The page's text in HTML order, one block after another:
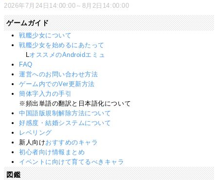
2026年7月24日14:00:00～8月2日14:00:00
ゲームガイド
戦艦少女について
戦艦少女を始めるにあたって
オススメのAndroidエミュ
FAQ
運営へのお問い合わせ方法
ゲーム内でのVer更新方法
簡体字入力の手引
※頻出単語の翻訳と日本語化について
中国語版規制解除方法について
好感度・結婚システムについて
レベリング
新人向けおすすめのキャラ
初心者向け情報まとめ
イベントに向けて育てるべきキャラ
図鑑